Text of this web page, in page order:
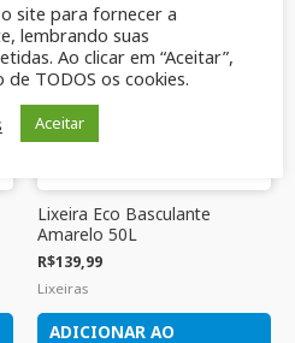
Lixeira Eco Basculante
Amarelo 50L
R$139,99
Lixeiras
ADICIONAR AO
site para fornecer a
lembrando suas
Ao clicar em “Aceitar”,
TODOS os cookies.
Aceitar